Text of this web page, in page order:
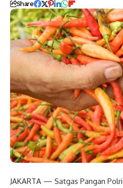
Share
JAKARTA — Satgas Pangan